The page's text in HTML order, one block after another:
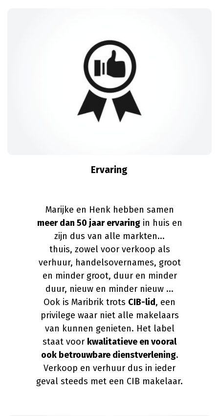
Ervaring
Marijke en Henk hebben samen
meer dan 50 jaar ervaringin huis en
zijn dus van alle markten...
thuis, zowel voor verkoop als
verhuur, handelsovernames, groot
en minder groot, duur en minder
duur, nieuw en minder nieuw ...
Ook is Maribrik trots CIB-lid, een
privilege waar niet alle makelaars
van kunnen genieten. Het label
staat voor kwalitatieve en vooral
ook betrouwbare dienstverlening.
Verkoop en verhuur dus in ieder
geval steeds met een CIB makelaar.